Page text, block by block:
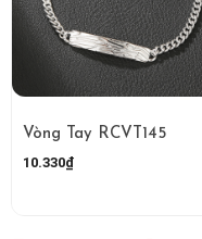
Vòng Tay RCVT145
10.330₫